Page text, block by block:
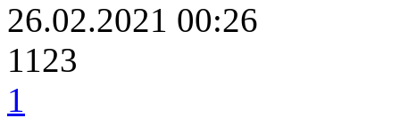
26.02.2021 00:26
1123
1